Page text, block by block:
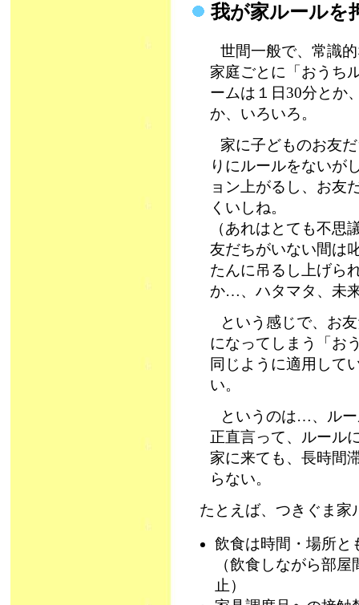
我が家ルールを
世間一般で、常識
家庭ごとに「おうち
ームは１日30分とか
か、いろいろ。
家に子どものお友
りにルールをないが
ョン上がるし、お友
くいしね。
（あれはとても不思
友だちがいない間は
たんに吊るし上げら
か…、ハタマタ、未
という感じで、お
になってしまう「お
同じように適用して
い。
というのは…、ル
正直言って、ルール
家に来ても、長時間
らない。
たとえば、つきぐま家
飲食は時間・場所と
（飲食しながら部
止）